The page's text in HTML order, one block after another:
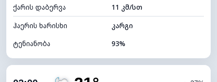
ღრუბლის სიმაღლე 6000 მ
ქარის დაბერვა
11 კმ/სთ
ჰაერის ხარისხი
კარგი
ტენიანობა
93%
ღრუბლიანობა